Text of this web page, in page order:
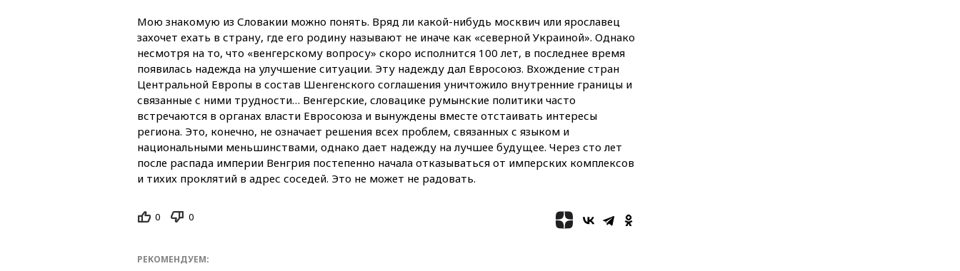
пятницу ожидаются ливни
вчера, 22:35 Винисиус
продлил контракт с «Реалом»
до 2032 года
вчера, 22:28 Отказаться от
станет значительно дороже
вчера, 22:20
Путин назвал 76-ю
гвардейскую десантно-
штурмовую дивизию
доклад о ситуации на
добропольском направлении
Мою знакомую из Словакии можно понять. Вряд ли какой-нибудь москвич или ярославец
захочет ехать в страну, где его родину называют не иначе как «северной Украиной». Однако
несмотря на то, что «венгерскому вопросу» скоро исполнится 100 лет, в последнее время
появилась надежда на улучшение ситуации. Эту надежду дал Евросоюз. Вхождение стран
Центральной Европы в состав Шенгенского соглашения уничтожило внутренние границы и
связанные с ними трудности… Венгерские, словацике румынские политики часто
встречаются в органах власти Евросоюза и вынуждены вместе отстаивать интересы
региона. Это, конечно, не означает решения всех проблем, связанных с языком и
национальными меньшинствами, однако дает надежду на лучшее будущее. Через сто лет
после распада империи Венгрия постепенно начала отказываться от имперских комплексов
и тихих проклятий в адрес соседей. Это не может не радовать.
0 0
РЕКОМЕНДУЕМ: